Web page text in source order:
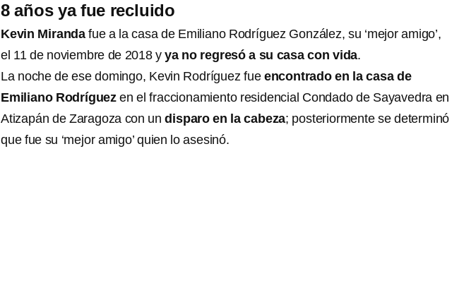
8 años ya fue recluido
Kevin Miranda fue a la casa de Emiliano Rodríguez González, su ‘mejor amigo’,
el 11 de noviembre de 2018 yya no regresó a su casa con vida.
La noche de ese domingo, Kevin Rodríguez fueencontrado en la casa de
Emiliano Rodríguezen el fraccionamiento residencial Condado de Sayavedra en
Atizapán de Zaragoza con undisparo en la cabeza; posteriormente se determinó
que fue su ‘mejor amigo’ quien lo asesinó.